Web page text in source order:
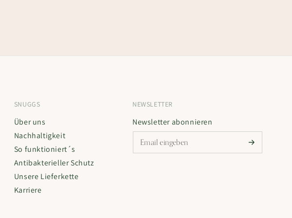
SNUGGS
Über uns
Nachhaltigkeit
So funktioniert´s
Antibakterieller Schutz
Unsere Lieferkette
Karriere
NEWSLETTER
Newsletter abonnieren